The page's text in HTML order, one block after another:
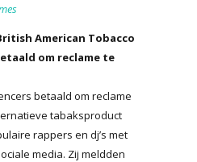
American Tobacco
om reclame te
betaald om reclame
tabaksproduct
rappers en dj’s met
media. Zij meldden